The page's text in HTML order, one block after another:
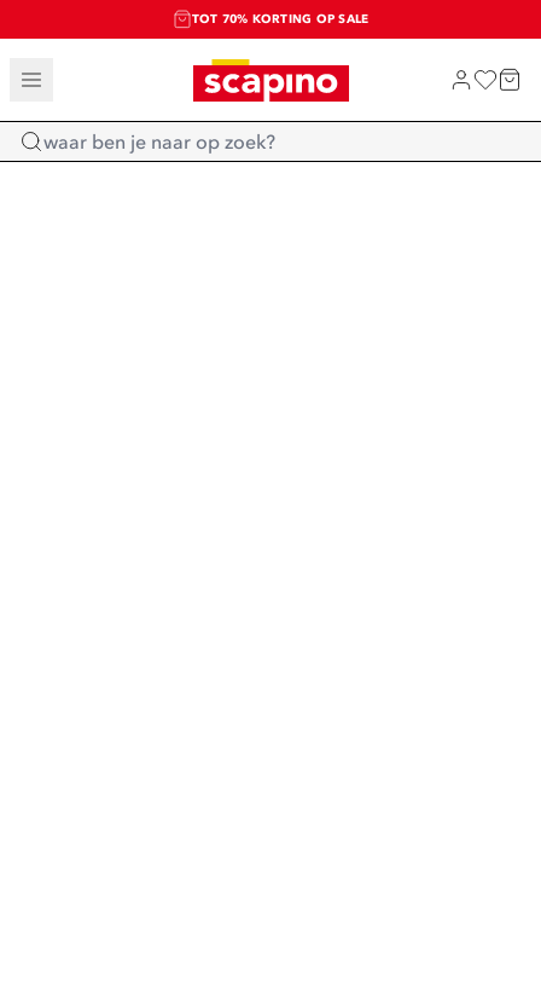
TOT 70% KORTING OP SALE
SALE: LAATSTE KANS!
SHOP NIEUW
Home